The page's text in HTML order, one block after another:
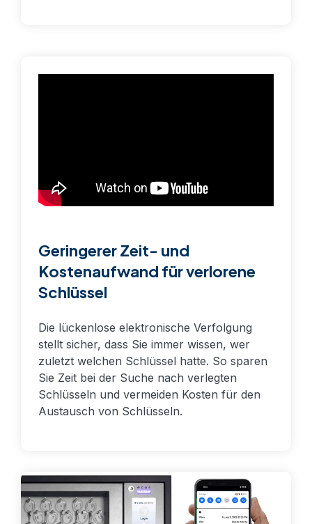
Geringerer Zeit- und
Kostenaufwand für verlorene
Schlüssel
Die lückenlose elektronische Verfolgung
stellt sicher, dass Sie immer wissen, wer
zuletzt welchen Schlüssel hatte. So sparen
Sie Zeit bei der Suche nach verlegten
Schlüsseln und vermeiden Kosten für den
Austausch von Schlüsseln.